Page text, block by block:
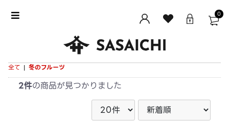
0
全て | 冬のフルーツ
2件の商品が見つかりました